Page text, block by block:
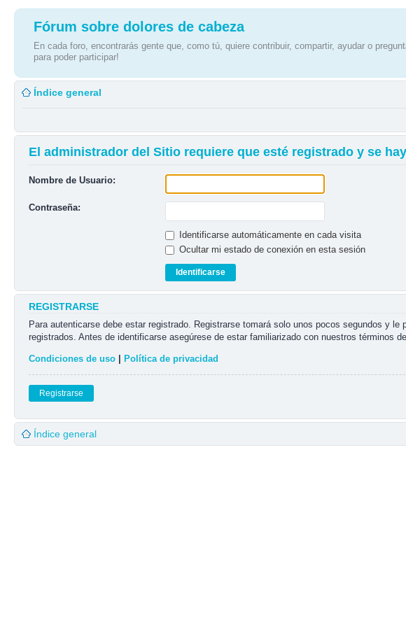
Fórum sobre dolores de cabeza
En cada foro, encontrarás gente que, como tú, quiere contribuir, compartir, ayudar o
para poder participar!
Índice general
El administrador del Sitio requiere que esté registrado y se
Nombre de Usuario:
Contraseña:
Identificarse automáticamente en cada visita
Ocultar mi estado de conexión en esta sesión
REGISTRARSE
Para autenticarse debe estar registrado. Registrarse tomará solo unos pocos segundos y
registrados. Antes de identificarse asegúrese de estar familiarizado con nuestros términos
Condiciones de uso Política de privacidad
Registrarse
Índice general